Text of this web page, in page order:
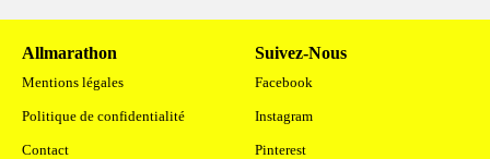
Allmarathon
Mentions légales
Politique de confidentialité
Contact
Suivez-Nous
Facebook
Instagram
Pinterest